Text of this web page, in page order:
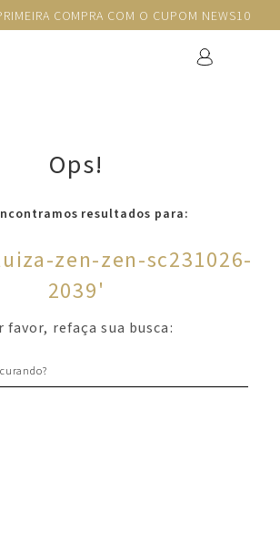
COMPRA COM O CUPOM NEWS10
Ops!
resultados para:
zen-zen-sc231026-
2039'
favor, refaça sua busca: